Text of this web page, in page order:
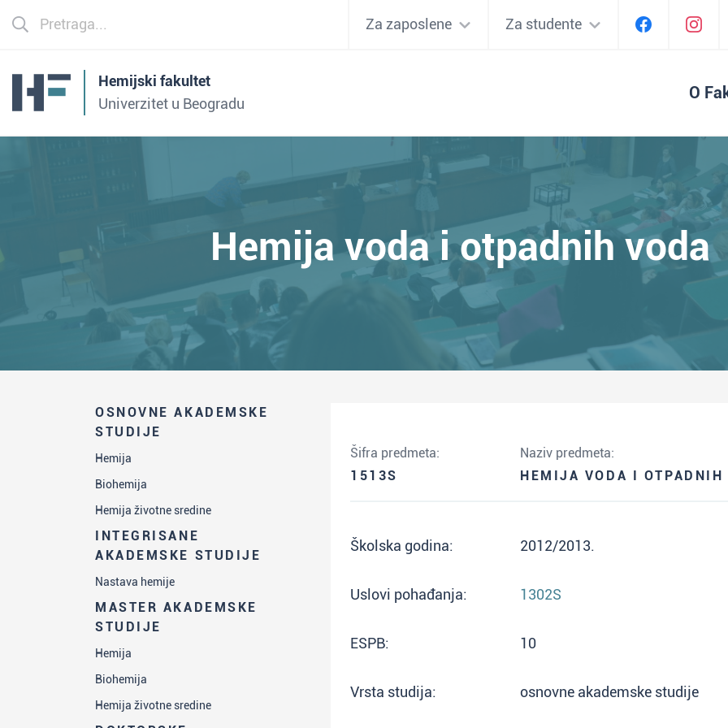
Za zaposlene Za studente
Hemijski fakultet
Univerzitet u Beogradu
O
Hemija voda i otpadnih
OSNOVNE AKADEMSKE
STUDIJE
Hemija
Biohemija
Hemija životne sredine
INTEGRISANE
AKADEMSKE STUDIJE
Nastava hemije
MASTER AKADEMSKE
STUDIJE
Hemija
Biohemija
Hemija životne sredine
Šifra predmeta:
1513S
Naziv predmeta:
HEMIJA VODA I OTPADNIH
Školska godina: 2012/2013.
Uslovi pohađanja: 1302S
ESPB: 10
Vrsta studija: osnovne akademske studije